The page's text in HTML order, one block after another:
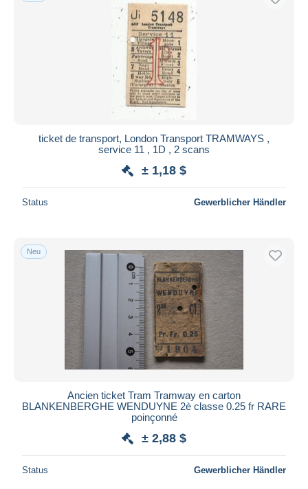
ticket de transport, London Transport TRAMWAYS ,
service 11 , 1D , 2 scans
± 1,18 $
Status Gewerblicher Händler
Neu
Ancien ticket Tram Tramway en carton
BLANKENBERGHE WENDUYNE 2è classe 0.25 fr RARE
poinçonné
± 2,88 $
Status Gewerblicher Händler